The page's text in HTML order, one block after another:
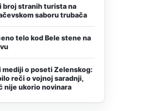
broj stranih turista na
saboru trubača
telo kod Bele stene na
mediji o poseti Zelenskog:
reči o vojnoj saradnji,
nije ukorio novinara